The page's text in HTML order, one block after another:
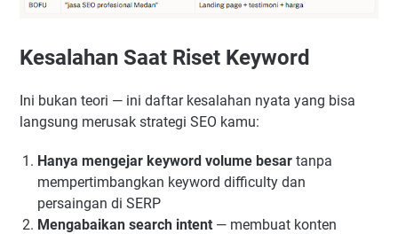
Kesalahan Saat Riset Keyword
Ini bukan teori — ini daftar kesalahan nyata yang bisa
langsung merusak strategi SEO kamu:
Hanya mengejar keyword volume besar tanpa
mempertimbangkan keyword difficulty dan
persaingan di SERP
Mengabaikan search intent — membuat konten